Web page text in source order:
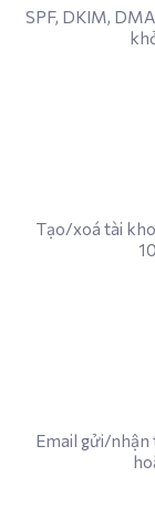
SPF, DKIM,
Tạo/xoá tài
Email gửi/